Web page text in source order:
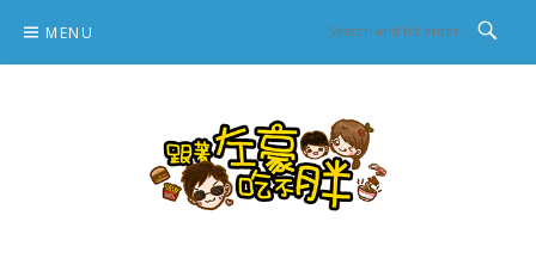
content
MENU